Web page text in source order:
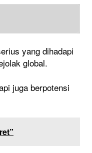
yang dihadapi
global.
juga berpotensi